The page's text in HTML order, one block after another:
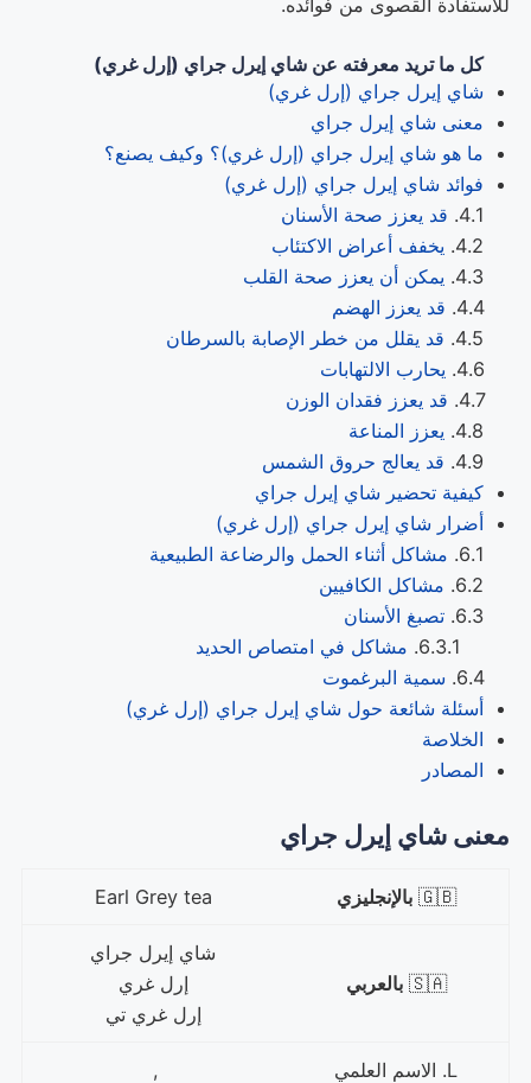
كل ما تريد معرفته عن شاي إيرل جراي (إرل غري)
شاي إيرل جراي (إرل غري)
معنى شاي إيرل جراي
ما هو شاي إيرل جراي (إرل غري)؟ وكيف يصنع؟
فوائد شاي إيرل جراي (إرل غري)
قد يعزز صحة الأسنان
يخفف أعراض الاكتئاب
يمكن أن يعزز صحة القلب
قد يعزز الهضم
قد يقلل من خطر الإصابة بالسرطان
يحارب الالتهابات
قد يعزز فقدان الوزن
يعزز المناعة
قد يعالج حروق الشمس
كيفية تحضير شاي إيرل جراي
أضرار شاي إيرل جراي (إرل غري)
مشاكل أثناء الحمل والرضاعة الطبيعية
مشاكل الكافيين
تصبغ الأسنان
مشاكل في امتصاص الحديد
سمية البرغموت
أسئلة شائعة حول شاي إيرل جراي (إرل غري)
الخلاصة
المصادر
معنى شاي إيرل جراي
🇬🇧 بالإنجليزي
🇸🇦 بالعربي
شاي إيرل جراي
إرل غري
إرل غري تي
L. الاسم العلمي ,